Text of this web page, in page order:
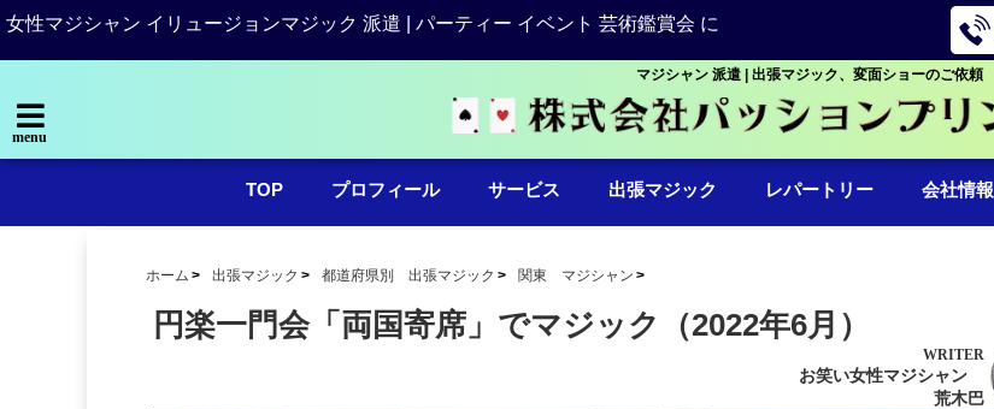
女性マジシャン イリュージョンマジック 派遣 | パーティー イベント 芸術鑑賞会 に
マジシャン 派遣 | 出張マジック、変面ショーのご依頼
menu
TOP プロフィール サービス 出張マジック レパートリー 会社情報
ホーム 出張マジック 都道府県別 出張マジック 関東 マジシャン
円楽一門会「両国寄席」でマジック（2022年6月）
WRITER
お笑い女性マジシャン
荒木巴